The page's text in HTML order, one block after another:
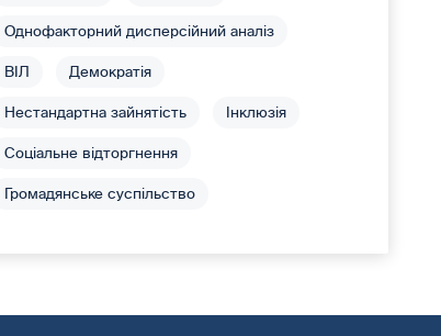
Однофакторний дисперсійний аналіз
ВІЛ Демократія
Нестандартна зайнятість Інклюзія
Соціальне відторгнення
Громадянське суспільство